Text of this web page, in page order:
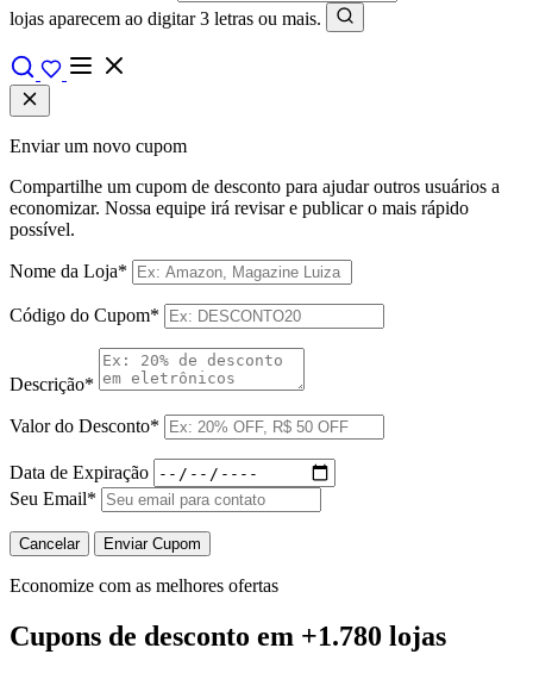
lojas aparecem ao digitar 3 letras ou mais.
Enviar um novo cupom
Compartilhe um cupom de desconto para ajudar outros usuários a
economizar. Nossa equipe irá revisar e publicar o mais rápido
possível.
Nome da Loja*
Código do Cupom*
Descrição*
Valor do Desconto*
Data de Expiração
Seu Email*
Cancelar Enviar Cupom
Economize com as melhores ofertas
Cupons de desconto em +1.780 lojas